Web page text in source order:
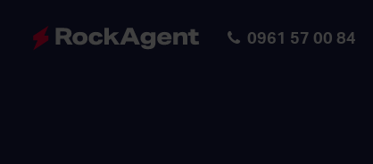
0961 57 00 84